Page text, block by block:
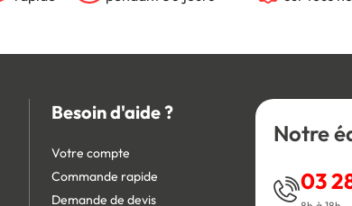
Besoin d'aide ?
Votre compte
Commande rapide
Demande de devis
Notre
03